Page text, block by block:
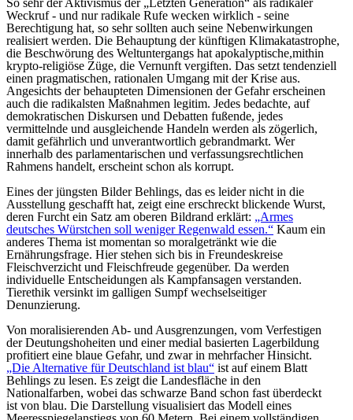
Weckruf - und nur radikale Rufe wecken wirklich - seine
Berechtigung hat, so sehr sollten auch seine Nebenwirkungen
realisiert werden. Die Behauptung der künftigen Klimakatastrophe,
die Beschwörung des Weltuntergangs hat apokalyptische,mithin
krypto-religiöse Züge, die Vernunft vergiften. Das setzt tendenziell
einen pragmatischen, rationalen Umgang mit der Krise aus.
Angesichts der behaupteten Dimensionen der Gefahr erscheinen
auch die radikalsten Maßnahmen legitim. Jedes bedachte, auf
demokratischen Diskursen und Debatten fußende, jedes
vermittelnde und ausgleichende Handeln werden als zögerlich,
damit gefährlich und unverantwortlich gebrandmarkt. Wer
innerhalb des parlamentarischen und verfassungsrechtlichen
Rahmens handelt, erscheint schon als korrupt.
Eines der jüngsten Bilder Behlings, das es leider nicht in die
Ausstellung geschafft hat, zeigt eine erschreckt blickende Wurst,
deren Furcht ein Satz am oberen Bildrand erklärt: „Armes
deutsches Würstchen soll weniger Regenwald essen.“ Kaum ein
anderes Thema ist momentan so moralgetränkt wie die
Ernährungsfrage. Hier stehen sich bis in Freundeskreise
Fleischverzicht und Fleischfreude gegenüber. Da werden
individuelle Entscheidungen als Kampfansagen verstanden.
Tierethik versinkt im galligen Sumpf wechselseitiger
Denunzierung.
Von moralisierenden Ab- und Ausgrenzungen, vom Verfestigen
der Deutungshoheiten und einer medial basierten Lagerbildung
profitiert eine blaue Gefahr, und zwar in mehrfacher Hinsicht.
„Die Alternative für Deutschland ist blau“ ist auf einem Blatt
Behlings zu lesen. Es zeigt die Landesfläche in den
Nationalfarben, wobei das schwarze Band schon fast überdeckt
ist von blau. Die Darstellung visualisiert das Modell eines